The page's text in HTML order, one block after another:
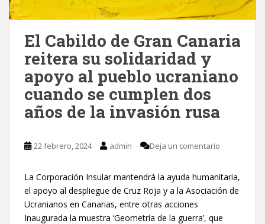
El Cabildo de Gran Canaria
reitera su solidaridad y
apoyo al pueblo ucraniano
cuando se cumplen dos
años de la invasión rusa
22 febrero, 2024 admin Deja un comentario
La Corporación Insular mantendrá la ayuda humanitaria,
el apoyo al despliegue de Cruz Roja y a la Asociación de
Ucranianos en Canarias, entre otras acciones
Inaugurada la muestra ‘Geometría de la guerra’, que